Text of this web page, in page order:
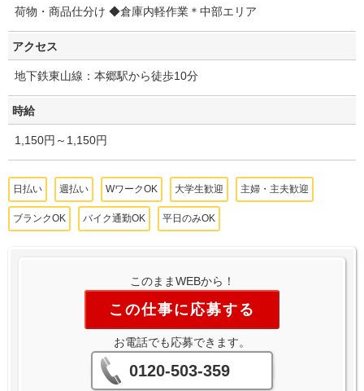
荷物・商品仕分け ◆倉庫内軽作業＊中部エリア
アクセス
地下鉄東山線：本郷駅から徒歩10分
時給
1,150円～1,150円
日払い 週払い WワークOK 大学生歓迎 主婦・主夫歓迎
ブランクOK バイク通勤OK 平日のみOK
このままWEBから！
この仕事に応募する
お電話でも応募できます。
0120-503-359